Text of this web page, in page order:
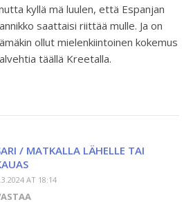
kyllä mä luulen, että Espanjan
saattaisi riittää mulle. Ja on
ollut mielenkiintoinen kokemus
täällä Kreetalla.
/ MATKALLA LÄHELLE TAI
AT 18:14